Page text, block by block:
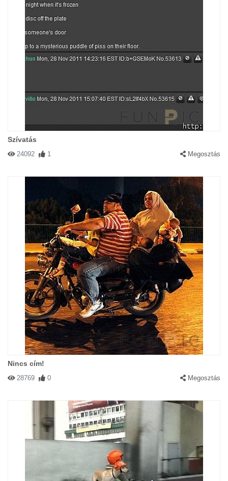
Szívatás
24092 1 Megosztás
Nincs cím!
28769 0 Megosztás